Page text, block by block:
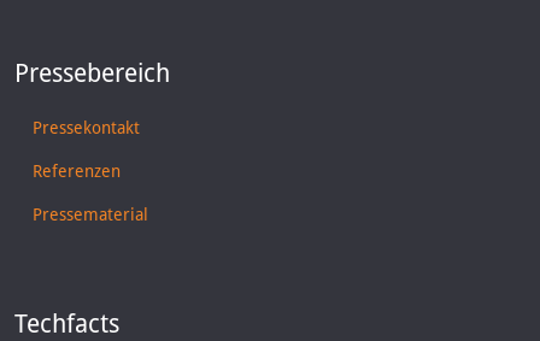
Pressebereich
Pressekontakt
Referenzen
Pressematerial
Techfacts